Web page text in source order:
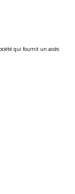
qui fournit un accès